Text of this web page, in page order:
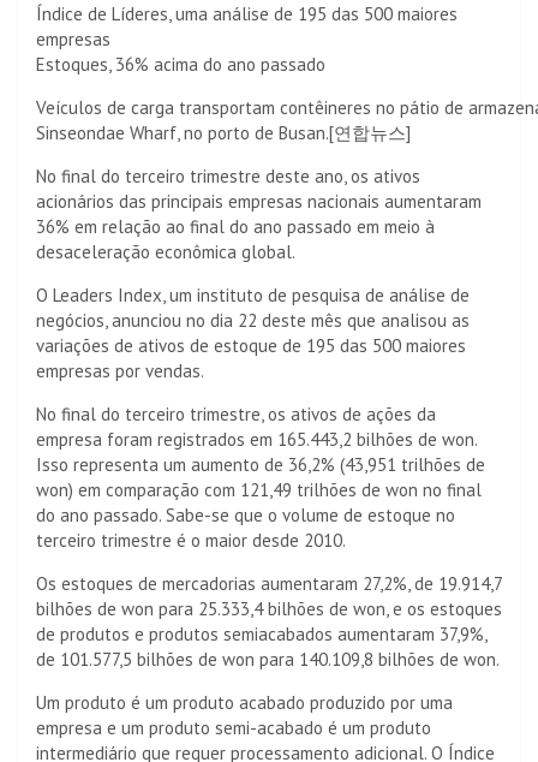
Índice de Líderes, uma análise de 195 das 500 maiores
empresas
Estoques, 36% acima do ano passado
Veículos de carga transportam contêineres no pátio de
Sinseondae Wharf, no porto de Busan.[연합뉴스]
No final do terceiro trimestre deste ano, os ativos
acionários das principais empresas nacionais aumentaram
36% em relação ao final do ano passado em meio à
desaceleração econômica global.
O Leaders Index, um instituto de pesquisa de análise de
negócios, anunciou no dia 22 deste mês que analisou as
variações de ativos de estoque de 195 das 500 maiores
empresas por vendas.
No final do terceiro trimestre, os ativos de ações da
empresa foram registrados em 165.443,2 bilhões de won.
Isso representa um aumento de 36,2% (43,951 trilhões de
won) em comparação com 121,49 trilhões de won no final
do ano passado. Sabe-se que o volume de estoque no
terceiro trimestre é o maior desde 2010.
Os estoques de mercadorias aumentaram 27,2%, de 19.914,7
bilhões de won para 25.333,4 bilhões de won, e os estoques
de produtos e produtos semiacabados aumentaram 37,9%,
de 101.577,5 bilhões de won para 140.109,8 bilhões de won.
Um produto é um produto acabado produzido por uma
empresa e um produto semi-acabado é um produto
intermediário que requer processamento adicional. O Índice